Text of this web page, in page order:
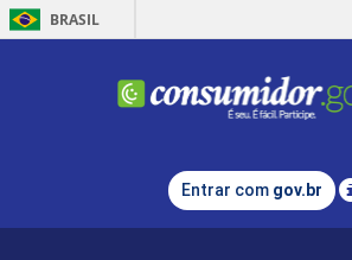
BRASIL
Entrar com gov.br